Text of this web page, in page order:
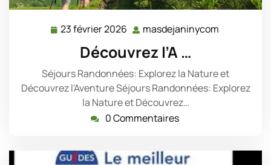
23 février 2026 23
2026
masdejaninycom
Découvrez l’A …
Séjours Randonnées: Explorez la Nature et
Découvrez l'Aventure Séjours Randonnées: Explorez
la Nature et Découvrez…
0 Commentaires